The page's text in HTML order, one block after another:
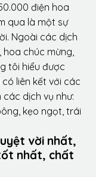
điện hoa
qua là một sự
Ngoài các dịch
chúc mừng,
tôi hiểu được
liên kết với các
dịch vụ như:
kẹo ngọt, trái
vời nhất,
nhất, chất